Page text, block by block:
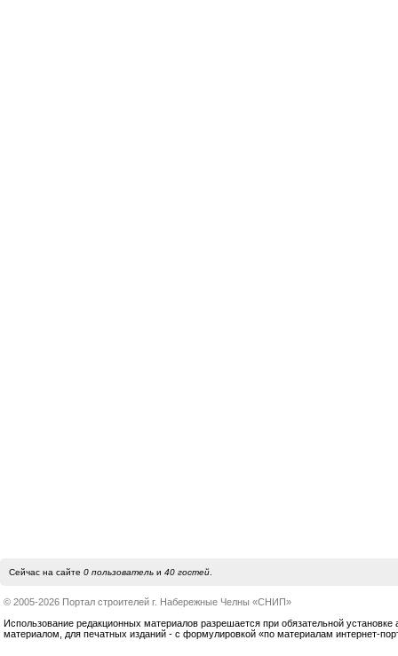
Сейчас на сайте 0 пользовательи 40 гостей.
© 2005-2026 Портал строителей г. Набережные Челны «СНИП»
Использование редакционных материалов разрешается при обязательной установке
материалом, для печатных изданий - с формулировкой «по материалам интернет-